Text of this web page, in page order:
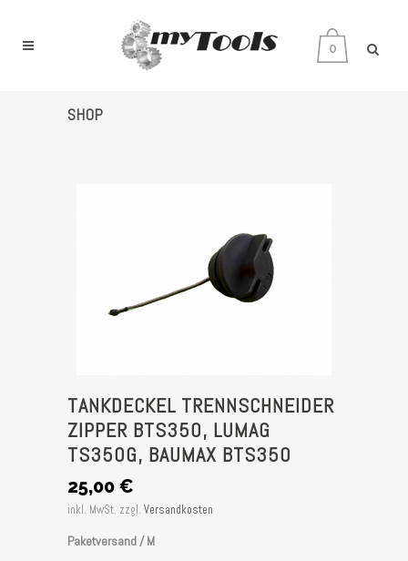
0
SHOP
TANKDECKEL TRENNSCHNEIDER
ZIPPER BTS350, LUMAG
TS350G, BAUMAX BTS350
25,00 €
inkl. MwSt. zzgl. Versandkosten
Paketversand / M